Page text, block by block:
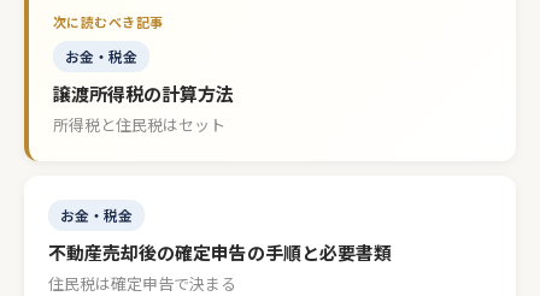
お金・税金
譲渡所得税の計算方法
所得税と住民税はセット
お金・税金
不動産売却後の確定申告の手順と必要書類
住民税は確定申告で決まる